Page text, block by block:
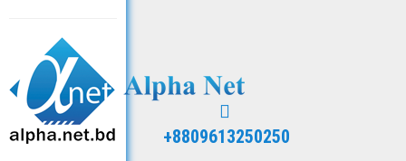
+8809613250250